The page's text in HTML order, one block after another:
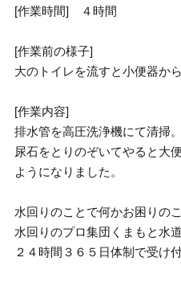
[作業時間] ４時間
[作業前の様子]
大のトイレを流すと小便器か
[作業内容]
排水管を高圧洗浄機にて清掃
尿石をとりのぞいてやると大
ようになりました。
水回りのことで何かお困りの
水回りのプロ集団くまもと水
２４時間３６５日体制で受け